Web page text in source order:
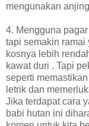
mengunakan
4. Mengguna
tapi semakin ramai
kosnya lebih
kawat duri . Tapi
seperti
letrik dan
Jika terdapat cara
babi hutan ini